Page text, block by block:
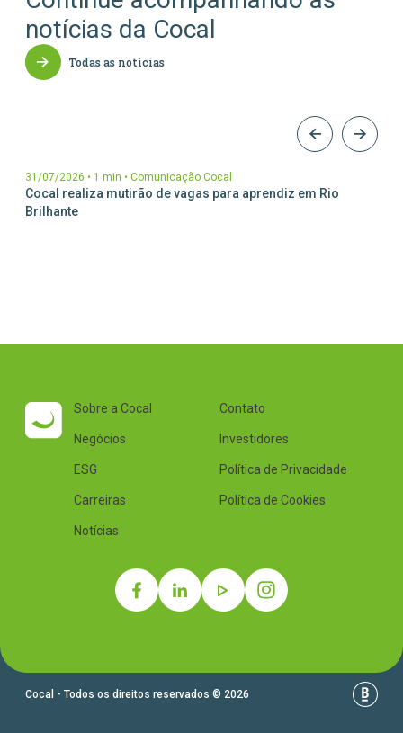
notícias da Cocal
Todas as notícias
31/07/2026 • 1 min • Comunicação Cocal
Cocal realiza mutirão de vagas para aprendiz em Rio
Brilhante
Sobre a Cocal
Negócios
ESG
Carreiras
Notícias
Contato
Investidores
Política de Privacidade
Política de Cookies
Cocal - Todos os direitos reservados © 2026